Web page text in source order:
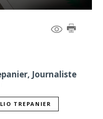
Journaliste
TREPANIER